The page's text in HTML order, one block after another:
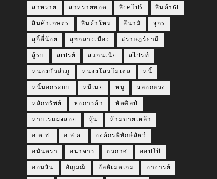
สาหร่าย สาหร่ายทอด สิงคโปร์ สินค้าGI
สินค้าเกษตร สินค้าใหม่ สึนามิ สุกร
สุกี้ตี๋น้อย สุขกลางเมือง สุราษฎร์ธานี
สู้รบ สเปรย์ สแกนเนีย สไปรท์
หนองบัวลำภู หนองโสนโมเดล หนี้
หนี้นอกระบบ หมีเนย หมู หลอกลวง
หลักทรัพย์ หอการค้า หัตศิลป์
หาบเร่แผงลอย หุ้น ห้ามขายเหล้า
อ.ต.ช. อ.ส.ค. องค์กรพิทักษ์สัตว์
อนันตรา อนาจาร อวกาศ ออปโป้
ออมสิน อัญมณี อัลติเมตเกม อาจารย์